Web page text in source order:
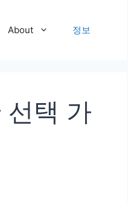
About 정보
선택 가